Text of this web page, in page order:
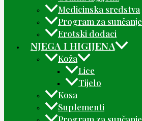
Medicinska sredstva
Program za sunčanje
Erotski dodaci
NJEGA I HIGIJENA
Koža
Lice
Tijelo
Kosa
Suplementi
Program za sunčanje